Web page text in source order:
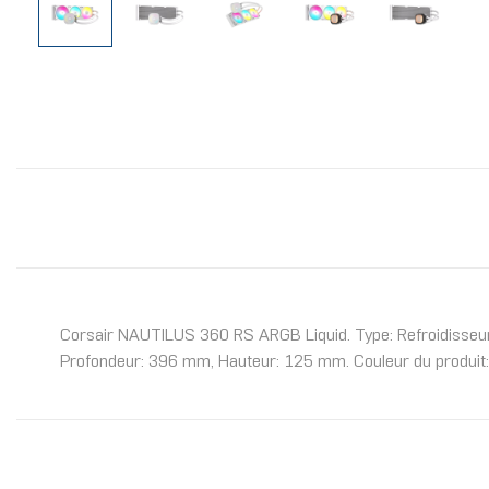
Corsair NAUTILUS 360 RS ARGB Liquid. Type:
Profondeur: 396 mm, Hauteur: 125 mm. Couleur du